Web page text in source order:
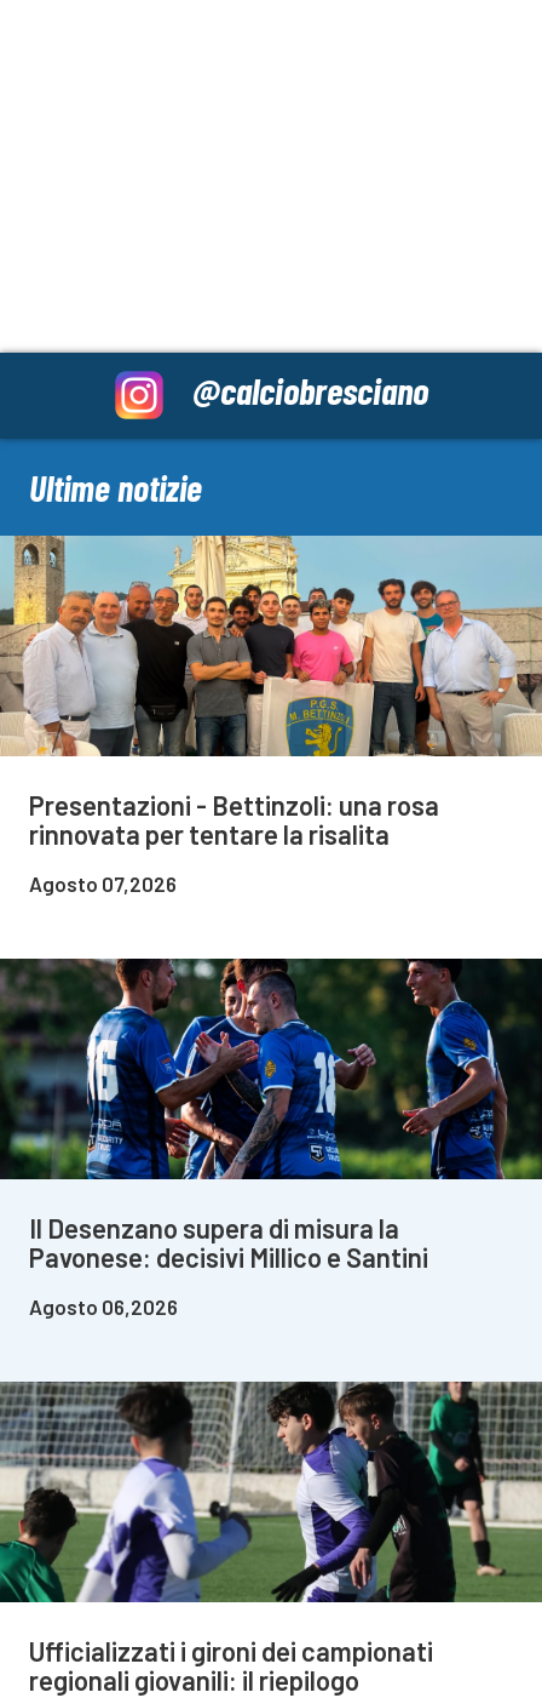
@calciobresciano
Ultime notizie
Presentazioni - Bettinzoli: una rosa
rinnovata per tentare la risalita
Agosto 07,2026
Il Desenzano supera di misura la
Pavonese: decisivi Millico e Santini
Agosto 06,2026
Ufficializzati i gironi dei campionati
regionali giovanili: il riepilogo